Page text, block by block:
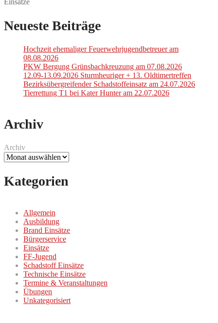
Einsätze
Neueste Beiträge
Hochzeit ehemaliger Feuerwehrjugendbetreuer am
08.08.2026
PKW Bergung Grünsbachkreuzung am 07.08.2026
12.09-13.09.2026 Sturmheuriger + 13. Oldtimertreffen
Bezirksübergreifender Schadstoffeinsatz am 24.07.2026
Tierrettung T1 bei Kater Hunter am 22.07.2026
Archiv
Archiv
Kategorien
Allgemein
Ausbildung
Brand Einsätze
Bürgerservice
Einsätze
FF-Jugend
Schadstoff Einsätze
Technische Einsätze
Termine & Veranstaltungen
Übungen
Unkategorisiert